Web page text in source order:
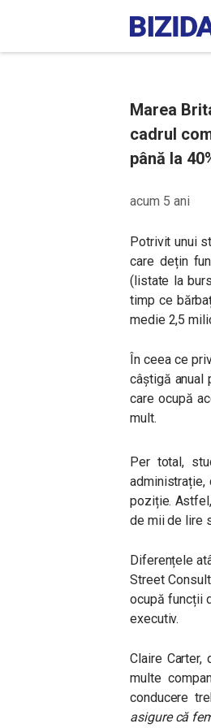
Marea
cadrul
până la
acum 5 ani
Potrivit unui
care dețin
(listate la
timp ce
medie 2,5
În ceea ce
câștigă anual
care ocupă
mult.
Per total,
administrație,
poziție.
de mii de lire
Diferențele
Street
ocupă funcții
executiv.
Claire
multe
conducere
asigure că